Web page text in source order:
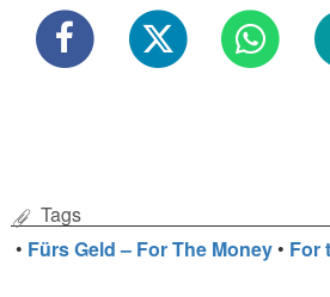
Tags
• Fürs Geld – For The Money • For